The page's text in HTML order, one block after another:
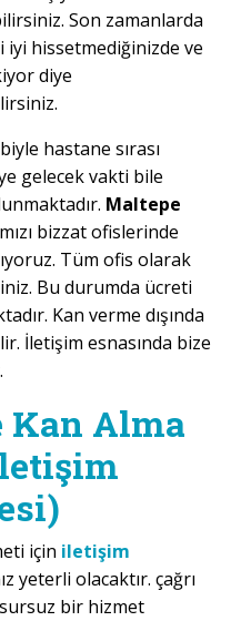
Son zamanlarda
hissetmediğinizde ve
diye
hastane sırası
gelecek vakti bile
Maltepe
bizzat ofislerinde
Tüm ofis olarak
Bu durumda ücreti
Kan verme dışında
İletişim esnasında bize
Kan Alma
için iletişim
yeterli olacaktır. çağrı
bir hizmet